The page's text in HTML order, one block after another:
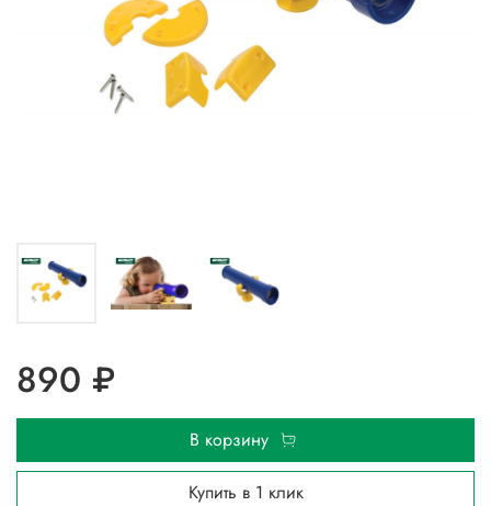
890 ₽
В корзину
Купить в 1 клик